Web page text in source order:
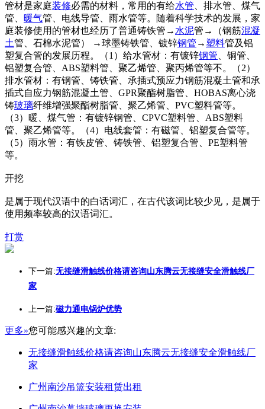
管材是家庭装修必需的材料，常用的有给水管 、排水管、煤气
管、 暖气管、电线导管、雨水管等。随着科学技术的发展，家
庭装修使用的管材也经历了普通铸铁管→ 水泥管→（钢筋混凝
土管、石棉水泥管） →球墨铸铁管、镀锌钢管 → 塑料管及铝
塑复合管的发展历程。（1）给水管材：有镀锌钢管 、铜管、
铝塑复合管、ABS塑料管、聚乙烯管、聚丙烯管等不。（2）
排水管材：有钢管、铸铁管、承插式预应力钢筋混凝土管和承
插式自应力钢筋混凝土管、GPR聚酯树脂管、HOBAS离心浇
铸玻璃纤维增强聚酯树脂管、聚乙烯管、PVC塑料管等。
（3）暖、煤气管：有镀锌钢管、CPVC塑料管、ABS塑料
管、聚乙烯管等。（4）电线套管：有磁管、铝塑复合管等。
（5）雨水管：有铁皮管、铸铁管、铝塑复合管、PE塑料管
等。
开挖
是属于现代汉语中的白话词汇，在古代该词比较少见，是属于
使用频率较高的汉语词汇。
打赏
下一篇:无接缝滑触线价格请咨询山东腾云无接缝安全滑触线厂
家
上一篇:磁力通电锅炉优势
更多»您可能感兴趣的文章:
无接缝滑触线价格请咨询山东腾云无接缝安全滑触线厂
家
广州南沙吊篮安装租赁出租